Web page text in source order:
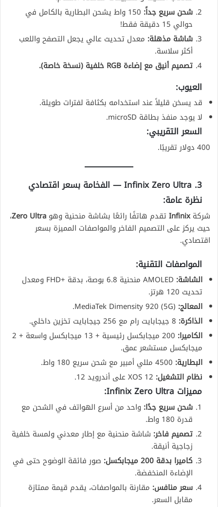
شحن سريع جداً:
150 واط يشحن البطارية بالكامل في
حوالي 15 دقيقة فقط!
شاشة مذهلة: معدل تحديث عالي يجعل التصفح واللعب
أكثر سلاسة.
تصميم أنيق مع إضاءة RGB خلفية (نسخة خاصة).
العيوب:
قد يسخن قليلاً عند استخدامه بكثافة لفترات طويلة.
لا يوجد منفذ بطاقة microSD.
السعر التقريبي:
400 دولار تقريبًا.
3. Infinix Zero Ultra — الفخامة بسعر اقتصادي
نظرة عامة:
شركةInfinix تقدم هاتفًا رائعًا بشاشة منحنية وهو Zero Ultra،
حيث يركز على التصميم الفاخر والمواصفات المميزة بسعر
اقتصادي.
المواصفات التقنية:
الشاشة:
AMOLED منحنية 6.8 بوصة، بدقة +FHD ومعدل
تحديث 120 هرتز.
المعالج:
الذاكرة:
الكاميرا:
200 ميجابكسل رئيسية + 13 ميجابكسل واسعة + 2
ميجابكسل مستشعر عمق.
البطارية:
نظام التشغيل:
مميزات Infinix Zero Ultra:
شحن سريع جدًا: واحد من أسرع الهواتف في الشحن مع
قدرة 180 واط.
تصميم فاخر: شاشة منحنية مع إطار معدني ولمسة خلفية
زجاجية أنيقة.
كاميرا بدقة 200 ميجابكسل:
صور فائقة الوضوح حتى في
الإضاءة المنخفضة.
سعر منافس: مقارنة بالمواصفات، يقدم قيمة ممتازة
مقابل السعر.